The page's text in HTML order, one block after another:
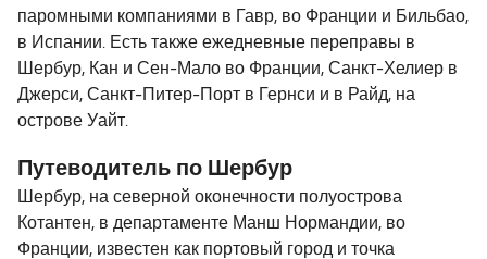
паромными компаниями в Гавр, во Франции и Бильбао,
в Испании. Есть также ежедневные переправы в
Шербур, Кан и Сен-Мало во Франции, Санкт-Хелиер в
Джерси, Санкт-Питер-Порт в Гернси и в Райд, на
острове Уайт.
Путеводитель по Шербур
Шербур, на северной оконечности полуострова
Котантен, в департаменте Манш Нормандии, во
Франции, известен как портовый город и точка